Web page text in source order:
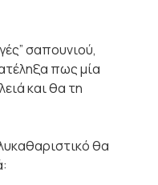
σαπουνιού,
πως μία
και θα τη
θα